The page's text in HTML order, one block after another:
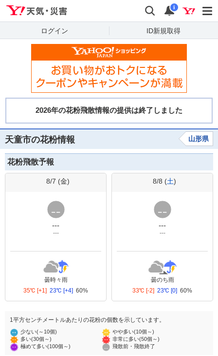
検索 通知
i
ログイン ID新規取得
天童市の花粉情報 山形県
花粉飛散予報
8/7 (金)
---
---
曇時々雨
35℃ [+1] 23℃ [+4] 60%
8/8 (土)
---
---
曇のち雨
33℃ [-2] 23℃ [0] 60%
1平方センチメートルあたりの花粉の個数を示しています。
少ない(～10個)
やや多い(10個～)
多い(30個～)
非常に多い(50個～)
極めて多い(100個～)
飛散前・飛散終了